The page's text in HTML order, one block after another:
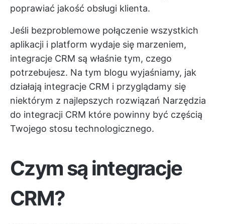
poprawiać jakość obsługi klienta.
Jeśli bezproblemowe połączenie wszystkich
aplikacji i platform wydaje się marzeniem,
integracje CRM są właśnie tym, czego
potrzebujesz. Na tym blogu wyjaśniamy, jak
działają integracje CRM i przyglądamy się
niektórym z najlepszych rozwiązań Narzędzia
do integracji CRM które powinny być częścią
Twojego stosu technologicznego.
Czym są integracje
CRM?